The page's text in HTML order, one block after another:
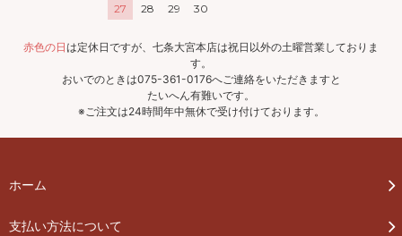
27
28 29 30
赤色の日は定休日ですが、七条大宮本店は祝日以外の土曜営業しておりま
す。
おいでのときは075-361-0176へご連絡をいただきますと
たいへん有難いです。
※ご注文は24時間年中無休で受け付けております。
ホーム
支払い方法について